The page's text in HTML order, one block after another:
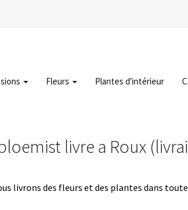
Fleurs Plantes d'intérieur
livre a Roux
livrons des fleurs et des plantes dans